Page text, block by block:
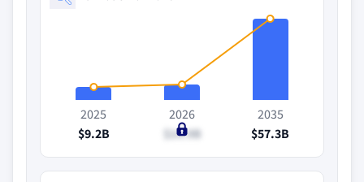
2025
$9.2B
2026
$10.9B
2035
$57.3B